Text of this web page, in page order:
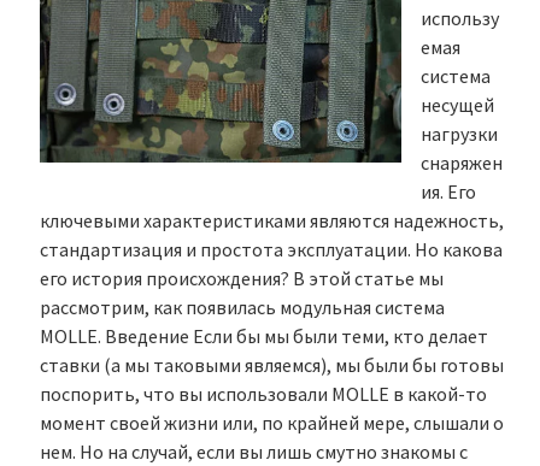
использу
емая
система
несущей
нагрузки
снаряжен
ия. Его
ключевыми характеристиками являются надежность,
стандартизация и простота эксплуатации. Но какова
его история происхождения? В этой статье мы
рассмотрим, как появилась модульная система
MOLLE. Введение Если бы мы были теми, кто делает
ставки (а мы таковыми являемся), мы были бы готовы
поспорить, что вы использовали MOLLE в какой-то
момент своей жизни или, по крайней мере, слышали о
нем. Но на случай, если вы лишь смутно знакомы с